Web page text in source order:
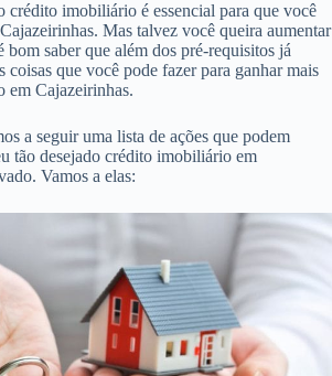
crédito imobiliário é essencial para que você
Mas talvez você queira aumentar
bom saber que além dos pré-requisitos já
coisas que você pode fazer para ganhar mais
em Cajazeirinhas.
a seguir uma lista de ações que podem
tão desejado crédito imobiliário em
Vamos a elas: